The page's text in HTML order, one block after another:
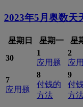
2023年5月 奥数天
星期日 星期一 星
30
1
应用题
2
应
7
应用题
8
付钱的
方法
9
付
方